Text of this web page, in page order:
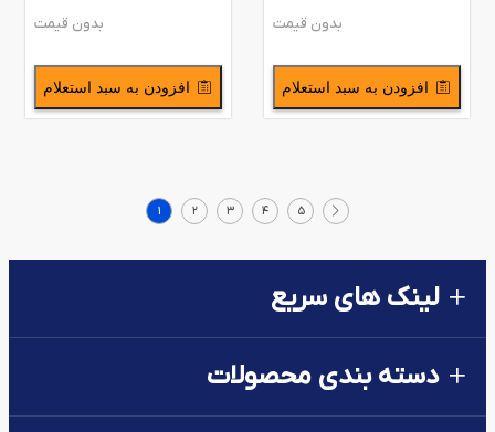
بدون قیمت
افزودن به سبد استعلام
بدون قیمت
افزودن به سبد استعلام
1 2 3 4 5
لینک های سریع
دسته بندی محصولات